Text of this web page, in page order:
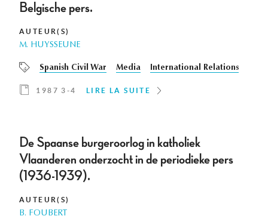
Belgische pers.
AUTEUR(S)
M. HUYSSEUNE
Spanish Civil War Media International Relations
1987 3-4 LIRE LA SUITE
De Spaanse burgeroorlog in katholiek
Vlaanderen onderzocht in de periodieke pers
(1936-1939).
AUTEUR(S)
B. FOUBERT